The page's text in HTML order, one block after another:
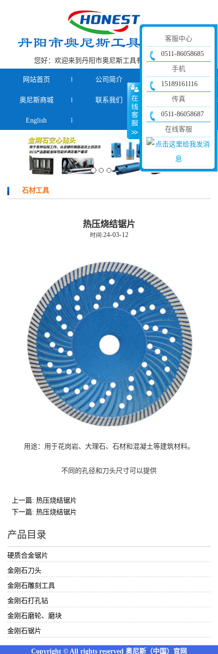
您好：欢迎来到丹阳市奥尼斯工具有限公司官网！
网站首页 公司简介
奥尼斯商城 联系我们 新闻资讯
English
石材工具
热压烧结锯片
时间:24-03-12
用途：用于花岗岩、大理石、石材和混凝土等建筑材料。
不同的孔径和刀头尺寸可以提供
上一篇: 热压烧结锯片
下一篇: 热压烧结锯片
产品目录
硬质合金锯片
金刚石刀头
金刚石雕刻工具
金刚石打孔钻
金刚石磨轮、磨块
金刚石锯片
Copyright © All rights reserved 奥尼斯（中国）官网
客服中心
0511-86058685
手机
15189161116
传真
0511-86058687
在线客服